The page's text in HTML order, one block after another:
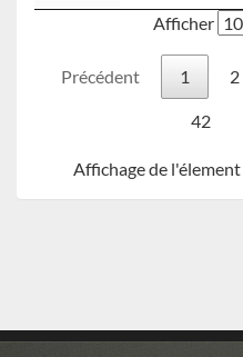
Afficher
Précédent 1 2
42
Affichage de